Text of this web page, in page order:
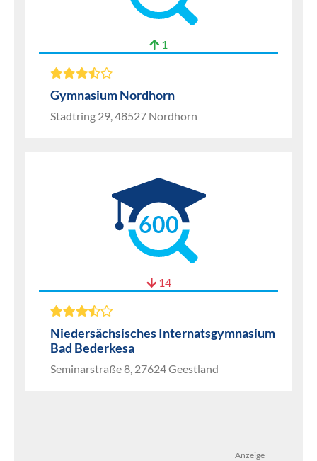
1
Gymnasium Nordhorn
Stadtring 29, 48527 Nordhorn
600
14
Niedersächsisches Internatsgymnasium
Bad Bederkesa
Seminarstraße 8, 27624 Geestland
Anzeige